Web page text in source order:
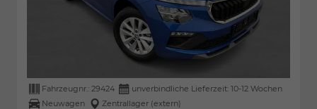
Fahrzeugnr.: 29424
unverbindliche Lieferzeit: 10-12 Wochen
Neuwagen
Zentrallager (extern)